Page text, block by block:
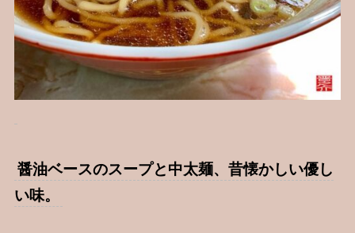
醤油ベースのスープと中太麺、昔懐かしい優し
い味。